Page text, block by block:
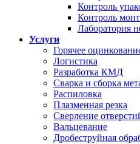
Контроль
Контроль
Лаборатория
Услуги
Горячее
Логистика
Разработка КМД
Сварка и сборка
Распиловка
Плазменная резка
Сверление
Вальцевание
Дробеструйная